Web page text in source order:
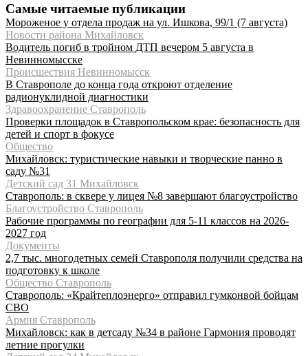
Самые читаемые публикации
Мороженое у отдела продаж на ул. Ишкова, 99/1 (7 августа)
Новости района Михайловск
Водитель погиб в тройном ДТП вечером 5 августа в
Невинномысске
Происшествия Невинномысск
В Ставрополе до конца года откроют отделение
радионуклидной диагностики
Здравоохранение Ставрополь
Проверки площадок в Ставропольском крае: безопасность для
детей и спорт в фокусе
Общество
Михайловск: туристические навыки и творческие панно в
саду №31
Детский сад 31 Михайловск
Ставрополь: в сквере у лицея №8 завершают благоустройство
Благоустройство Ставрополь
Рабочие программы по географии для 5-11 классов на 2026-
2027 год
Документы
2,7 тыс. многодетных семей Ставрополя получили средства на
подготовку к школе
Общество Ставрополь
Ставрополь: «Крайтеплоэнерго» отправил гумконвой бойцам
СВО
Армия Ставрополь
Михайловск: как в детсаду №34 в районе Гармония проводят
летние прогулки